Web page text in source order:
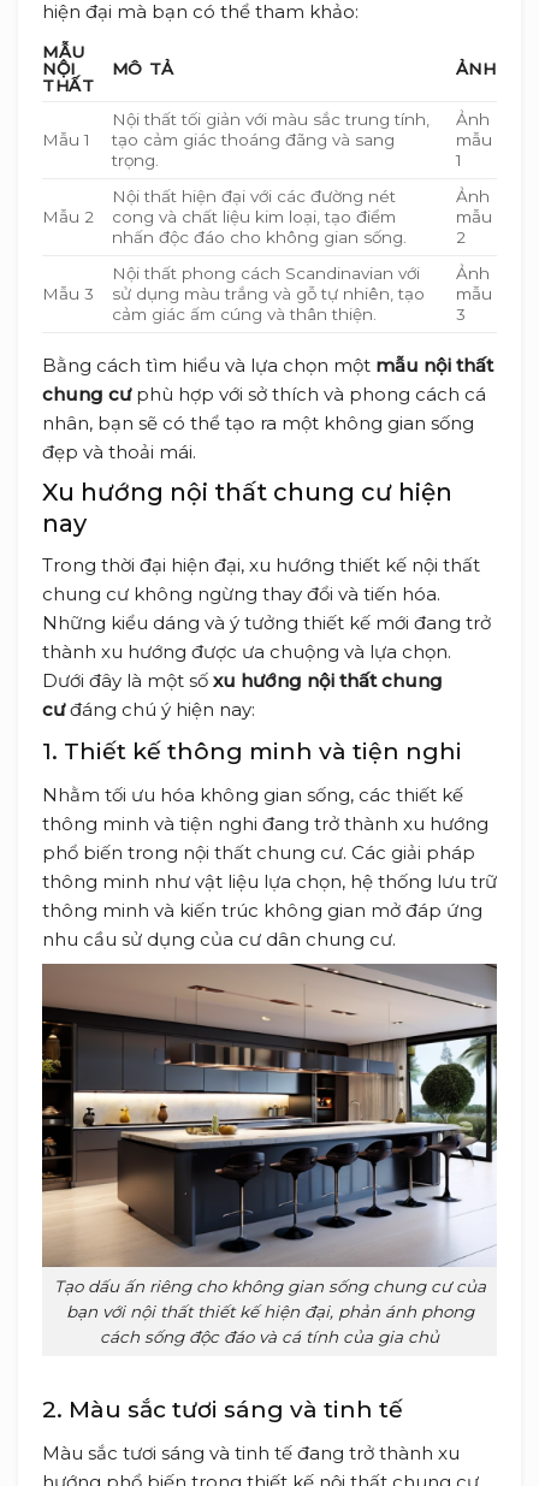
hiện đại mà bạn có thể tham khảo:
MẪU
NỘI
THẤT
MÔ TẢ ẢNH
Mẫu 1
Nội thất tối giản với màu sắc trung tính,
tạo cảm giác thoáng đãng và sang
trọng.
Ảnh
mẫu
1
Mẫu 2
Nội thất hiện đại với các đường nét
cong và chất liệu kim loại, tạo điểm
nhấn độc đáo cho không gian sống.
Ảnh
mẫu
2
Mẫu 3
Nội thất phong cách Scandinavian với
sử dụng màu trắng và gỗ tự nhiên, tạo
cảm giác ấm cúng và thân thiện.
Ảnh
mẫu
3
Bằng cách tìm hiểu và lựa chọn một mẫu nội thất
chung cưphù hợp với sở thích và phong cách cá
nhân, bạn sẽ có thể tạo ra một không gian sống
đẹp và thoải mái.
Xu hướng nội thất chung cư hiện
nay
Trong thời đại hiện đại, xu hướng thiết kế nội thất
chung cư không ngừng thay đổi và tiến hóa.
Những kiểu dáng và ý tưởng thiết kế mới đang trở
thành xu hướng được ưa chuộng và lựa chọn.
Dưới đây là một số xu hướng nội thất chung
cưđáng chú ý hiện nay:
1. Thiết kế thông minh và tiện nghi
Nhằm tối ưu hóa không gian sống, các thiết kế
thông minh và tiện nghi đang trở thành xu hướng
phổ biến trong nội thất chung cư. Các giải pháp
thông minh như vật liệu lựa chọn, hệ thống lưu trữ
thông minh và kiến trúc không gian mở đáp ứng
nhu cầu sử dụng của cư dân chung cư.
Tạo dấu ấn riêng cho không gian sống chung cư của
bạn với nội thất thiết kế hiện đại, phản ánh phong
cách sống độc đáo và cá tính của gia chủ
2. Màu sắc tươi sáng và tinh tế
Màu sắc tươi sáng và tinh tế đang trở thành xu